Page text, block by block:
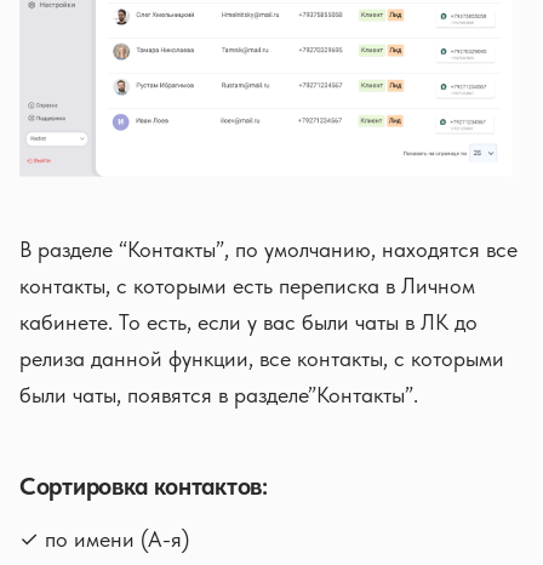
В разделе “Контакты”, по умолчанию, находятся все
контакты, с которыми есть переписка в Личном
кабинете. То есть, если у вас были чаты в ЛК до
релиза данной функции, все контакты, с которыми
были чаты, появятся в разделе”Контакты”.
Сортировка контактов:
✓ по имени (А-я)